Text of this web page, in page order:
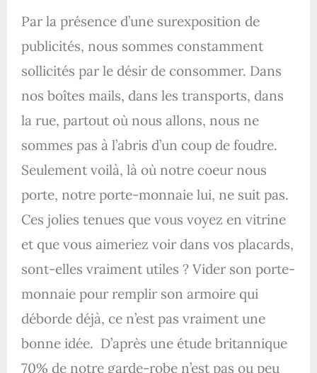
Par la présence d’une surexposition de
publicités, nous sommes constamment
sollicités par le désir de consommer. Dans
nos boîtes mails, dans les transports, dans
la rue, partout où nous allons, nous ne
sommes pas à l’abris d’un coup de foudre.
Seulement voilà, là où notre coeur nous
porte, notre porte-monnaie lui, ne suit pas.
Ces jolies tenues que vous voyez en vitrine
et que vous aimeriez voir dans vos placards,
sont-elles vraiment utiles ? Vider son porte-
monnaie pour remplir son armoire qui
déborde déjà, ce n’est pas vraiment une
bonne idée. D’après une étude britannique
70% de notre garde-robe n’est pas ou peu